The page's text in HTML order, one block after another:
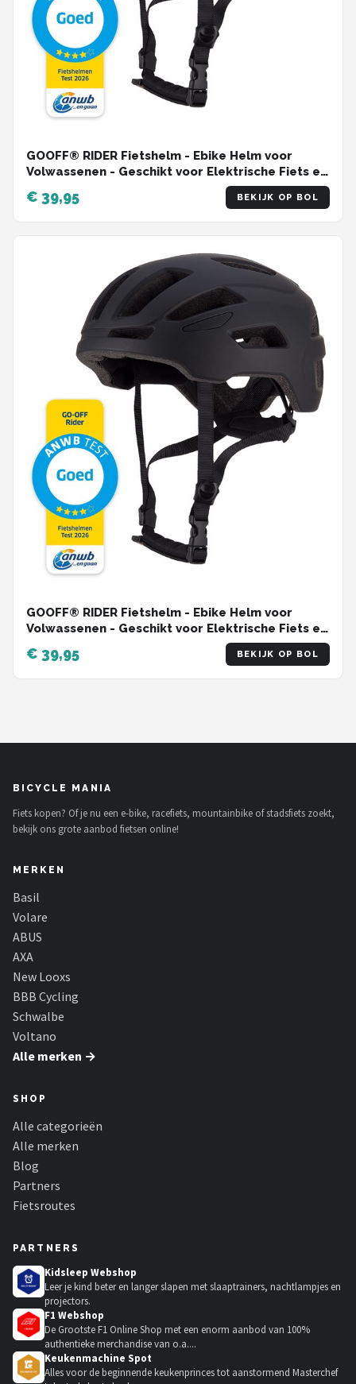
GOOFF® RIDER Fietshelm - Ebike Helm voor
Volwassenen - Geschikt voor Elektrische Fiets en
Racefiets - Dames en Heren - Zwart - L
€ 39,95 BEKIJK OP BOL
GOOFF® RIDER Fietshelm - Ebike Helm voor
Volwassenen - Geschikt voor Elektrische Fiets en
Racefiets - Dames en Heren - Zwart - M
€ 39,95 BEKIJK OP BOL
BICYCLE MANIA
Fiets kopen? Of je nu een e-bike, racefiets, mountainbike of stadsfiets zoekt,
bekijk ons grote aanbod fietsen online!
MERKEN
Basil
Volare
ABUS
AXA
New Looxs
BBB Cycling
Schwalbe
Voltano
Alle merken →
SHOP
Alle categorieën
Alle merken
Blog
Partners
Fietsroutes
PARTNERS
Kidsleep Webshop
Leer je kind beter en langer slapen met slaaptrainers, nachtlampjes en
projectors.
F1 Webshop
De Grootste F1 Online Shop met een enorm aanbod van 100%
authentieke merchandise van o.a....
Keukenmachine Spot
Alles voor de beginnende keukenprinces tot aanstormend Masterchef